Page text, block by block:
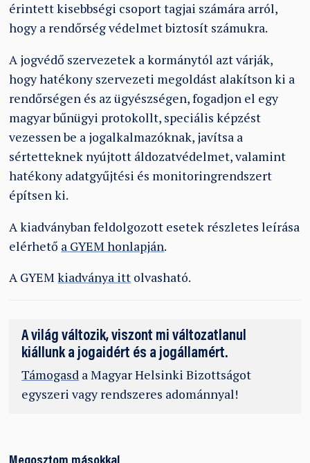
érintett kisebbségi csoport tagjai számára arról,
hogy a rendőrség védelmet biztosít számukra.
A jogvédő szervezetek a kormánytól azt várják,
hogy hatékony szervezeti megoldást alakítson ki a
rendőrségen és az ügyészségen, fogadjon el egy
magyar bűnügyi protokollt, speciális képzést
vezessen be a jogalkalmazóknak, javítsa a
sértetteknek nyújtott áldozatvédelmet, valamint
hatékony adatgyűjtési és monitoringrendszert
építsen ki.
A kiadványban feldolgozott esetek részletes leírása
elérhető a GYEM honlapján.
A GYEMkiadványa itt olvasható.
A világ változik, viszont mi változatlanul
kiállunk a jogaidért és a jogállamért.
Támogasd a Magyar Helsinki Bizottságot
egyszeri vagy rendszeres adománnyal!